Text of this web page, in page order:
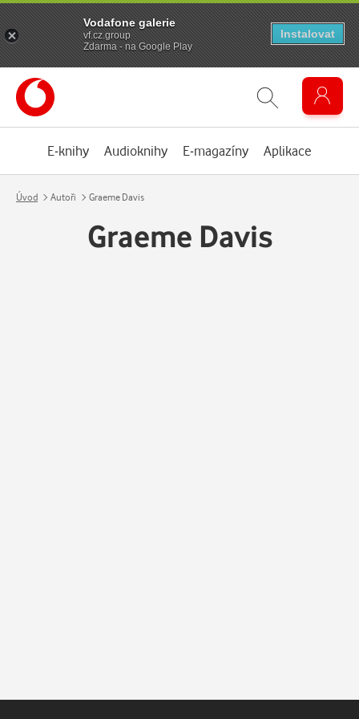
E-knihy Audioknihy E-magazíny Aplikace
Úvod Autoři Graeme Davis
Graeme Davis
Vodafone galerie
vf.cz.group
Zdarma - na Google Play
Instalovat